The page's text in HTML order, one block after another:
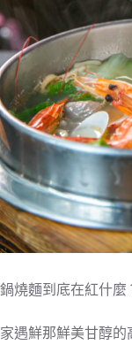
鍋燒麵到底在紅什麼
家遇鮮那鮮美甘醇